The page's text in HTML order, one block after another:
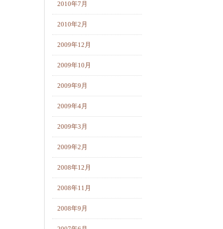
2010年7月
2010年2月
2009年12月
2009年10月
2009年9月
2009年4月
2009年3月
2009年2月
2008年12月
2008年11月
2008年9月